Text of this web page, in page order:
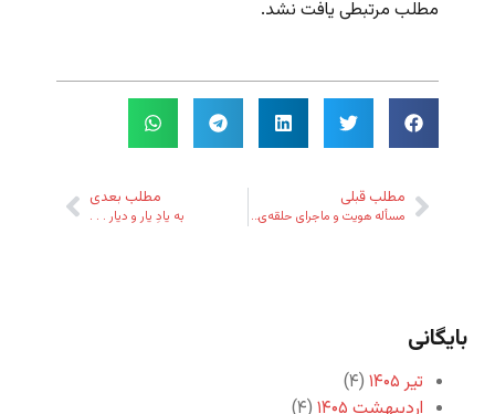
مطلب مرتبطی یافت نشد.
مطلب قبلی
مسأله هویت و ماجرای حلقه‌ی ملکوت
مطلب بعدی
به یادِ یار و دیار . . .
بایگانی
تیر ۱۴۰۵
(۴)